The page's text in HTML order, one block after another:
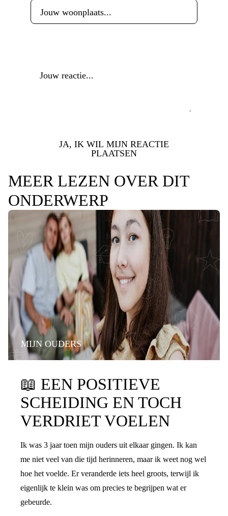
JA, IK WIL MIJN REACTIE
PLAATSEN
MEER LEZEN OVER DIT
ONDERWERP
MIJN OUDERS
📖 EEN POSITIEVE
SCHEIDING EN TOCH
VERDRIET VOELEN
Ik was 3 jaar toen mijn ouders uit elkaar gingen. Ik kan
me niet veel van die tijd herinneren, maar ik weet nog wel
hoe het voelde. Er veranderde iets heel groots, terwijl ik
eigenlijk te klein was om precies te begrijpen wat er
gebeurde.